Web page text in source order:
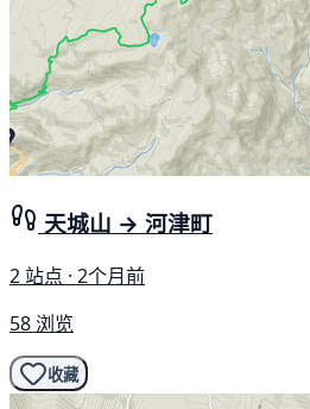
天城山 → 河津町
2 站点 · 2个月前
58 浏览
收藏